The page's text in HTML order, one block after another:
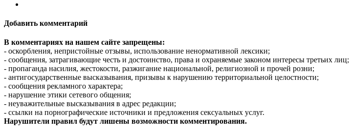
Добавить комментарий
В комментариях на нашем сайте запрещены:
- оскорбления, непристойные отзывы, использование ненормативной лексики;
- сообщения, затрагивающие честь и достоинство, права и охраняемые законом интересы третьих лиц;
- пропаганда насилия, жестокости, разжигание национальной, религиозной и прочей розни;
- антигосударственные высказывания, призывы к нарушению территориальной целостности;
- сообщения рекламного характера;
- нарушение этики сетевого общения;
- неуважительные высказывания в адрес редакции;
- ссылки на порнографические источники и предложения сексуальных услуг.
Нарушители правил будут лишены возможности комментирования.